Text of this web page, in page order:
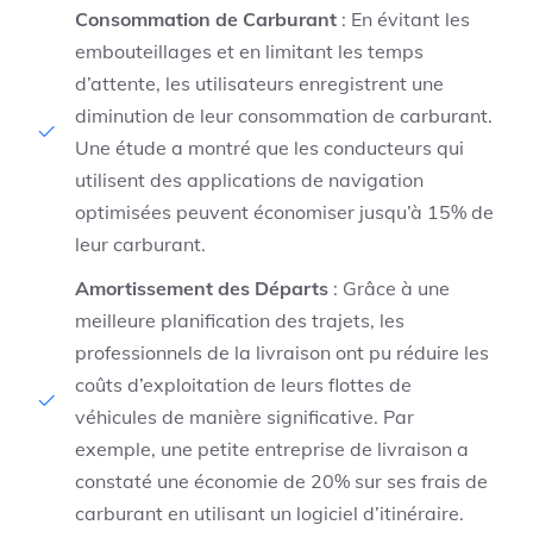
Consommation de Carburant : En évitant les
embouteillages et en limitant les temps
d’attente, les utilisateurs enregistrent une
diminution de leur consommation de carburant.
Une étude a montré que les conducteurs qui
utilisent des applications de navigation
optimisées peuvent économiser jusqu’à 15% de
leur carburant.
Amortissement des Départs : Grâce à une
meilleure planification des trajets, les
professionnels de la livraison ont pu réduire les
coûts d’exploitation de leurs flottes de
véhicules de manière significative. Par
exemple, une petite entreprise de livraison a
constaté une économie de 20% sur ses frais de
carburant en utilisant un logiciel d’itinéraire.